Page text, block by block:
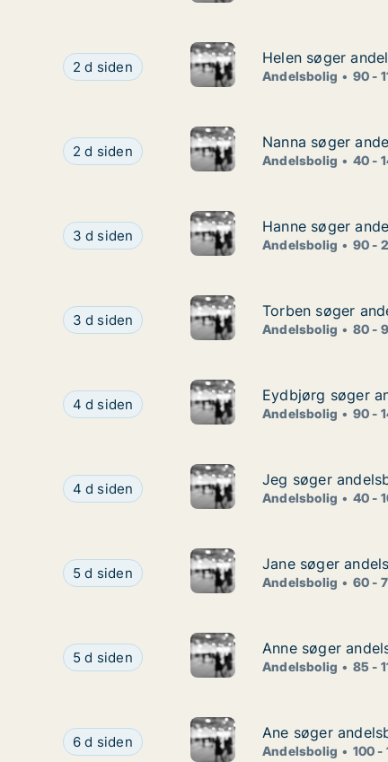
Helen søger andelsbolig i Sindal eller Ålbæk
2 d siden
Helen søger
Helen søger
Andelsbolig 90 -
Nanna søger andelsbolig i Århus C
2 d siden
Nanna søger
Nanna søger
Andelsbolig 40 -
Hanne søger andelsbolig i Nordsjælland
3 d siden
Hanne søger
Hanne søger
Andelsbolig 90 -
Torben søger andelsbolig i Køge
3 d siden
Torben søger
Torben søger
Andelsbolig 80 -
Eydbjørg søger andelsbolig i København
4 d siden
Eydbjørg søger
Eydbjørg søger
Andelsbolig 90 -
Jeg søger andelsbolig i Helsingør
4 d siden
Jeg søger
Jeg søger
Andelsbolig 40 -
Jane søger andelsbolig i Holbæk
5 d siden
Jane søger
Jane søger
Andelsbolig 60 -
Anne søger andelsbolig i København S, Valby
5 d siden
Anne søger
Anne søger
Andelsbolig 85 -
Ane søger andelsbolig i Odense, Marslev eller
6 d siden
Ane søger
Ane søger
Andelsbolig 100 -